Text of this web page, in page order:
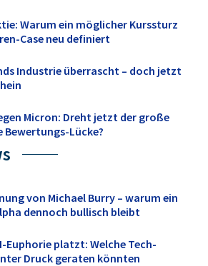
Warum ein möglicher Kurssturz
Case neu definiert
Industrie überrascht – doch jetzt
Micron: Dreht jetzt der große
Bewertungs-Lücke?
von Michael Burry – warum ein
dennoch bullisch bleibt
Euphorie platzt: Welche Tech-
Druck geraten könnten